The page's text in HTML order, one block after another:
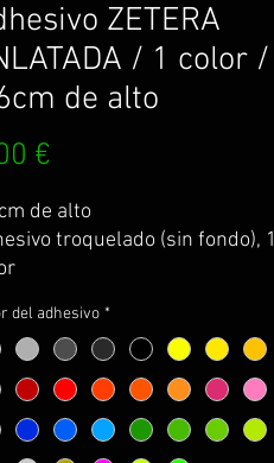
ZETERA
/ 1 color /
de alto
€
de alto
troquelado (sin fondo), 1
del adhesivo *